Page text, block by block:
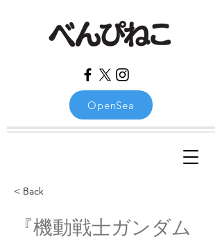
OpenSea
< Back
『機動戦士ガンダム